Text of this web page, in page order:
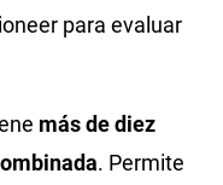
para evaluar
más de diez
. Permite